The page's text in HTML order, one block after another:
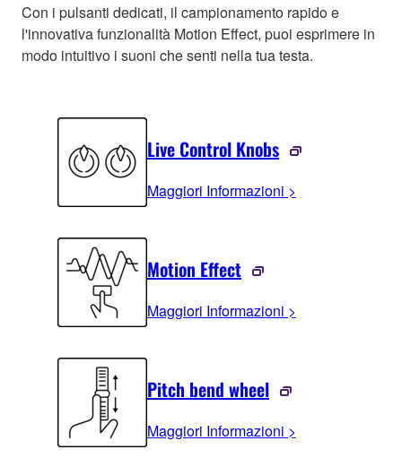
Con i pulsanti dedicati, il campionamento rapido e
l'innovativa funzionalità Motion Effect, puoi esprimere in
modo intuitivo i suoni che senti nella tua testa.
Live Control Knobs
Maggiori Informazioni >
Motion Effect
Maggiori Informazioni >
Pitch bend wheel
Maggiori Informazioni >